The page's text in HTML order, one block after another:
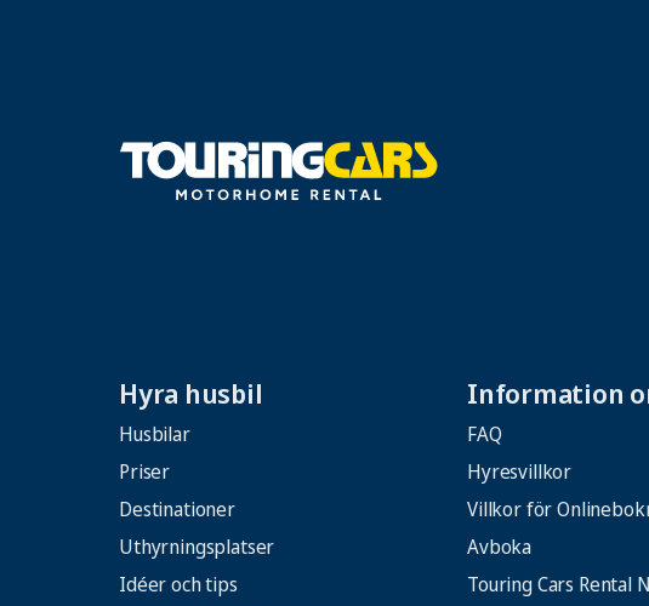
Hyra husbil
Husbilar
Priser
Destinationer
Uthyrningsplatser
Idéer och tips
Information
FAQ
Hyresvillkor
Villkor för
Avboka
Touring Cars Rental